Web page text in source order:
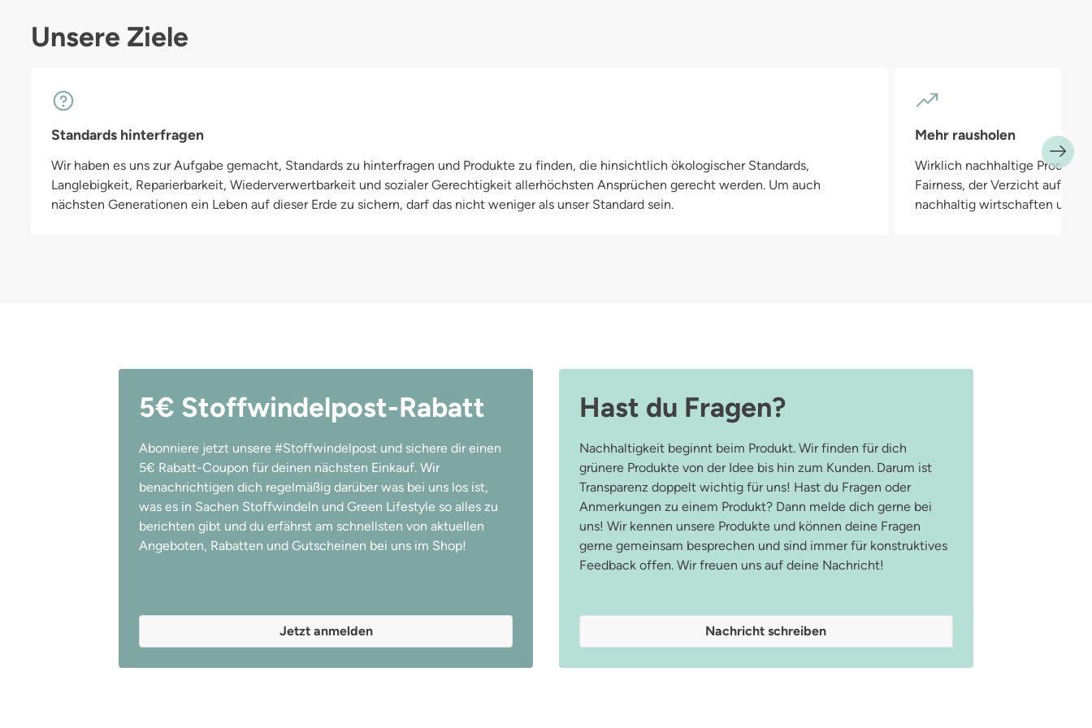
Duo Wrap Überhose in Größe 2 lässt sich mit Hilfe eines Klettverschlusses schließen. Alternativ gibt
es diese Überhose aber auch mit Druckknöpfen zum Verschließen bei uns im Shop.Die Thirsties Duo
Unsere Ziele
Standards hinterfragen
Wir haben es uns zur Aufgabe gemacht, Standards zu hinterfragen und Produkte zu finden, die hinsichtlich ökologischer Standards,
Langlebigkeit, Reparierbarkeit, Wiederverwertbarkeit und sozialer Gerechtigkeit allerhöchsten Ansprüchen gerecht werden. Um auch
nächsten Generationen ein Leben auf dieser Erde zu sichern, darf das nicht weniger als unser Standard sein.
Mehr rausholen
Wirklich nachhaltige
Fairness, der Verzicht auf
nachhaltig wirtschaften und
5€ Stoffwindelpost-Rabatt
Abonniere jetzt unsere #Stoffwindelpost und sichere dir einen
5€ Rabatt-Coupon für deinen nächsten Einkauf. Wir
benachrichtigen dich regelmäßig darüber was bei uns los ist,
was es in Sachen Stoffwindeln und Green Lifestyle so alles zu
berichten gibt und du erfährst am schnellsten von aktuellen
Angeboten, Rabatten und Gutscheinen bei uns im Shop!
Jetzt anmelden
Hast du Fragen?
Nachhaltigkeit beginnt beim Produkt. Wir finden für dich
grünere Produkte von der Idee bis hin zum Kunden. Darum ist
Transparenz doppelt wichtig für uns! Hast du Fragen oder
Anmerkungen zu einem Produkt? Dann melde dich gerne bei
uns! Wir kennen unsere Produkte und können deine Fragen
gerne gemeinsam besprechen und sind immer für konstruktives
Feedback offen. Wir freuen uns auf deine Nachricht!
Nachricht schreiben